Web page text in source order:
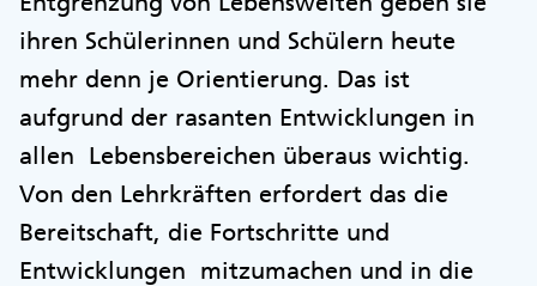
ihren Schülerinnen und Schülern heute
mehr denn je Orientierung. Das ist
aufgrund der rasanten Entwicklungen in
allen Lebensbereichen überaus wichtig.
Von den Lehrkräften erfordert das die
Bereitschaft, die Fortschritte und
Entwicklungen mitzumachen und in die